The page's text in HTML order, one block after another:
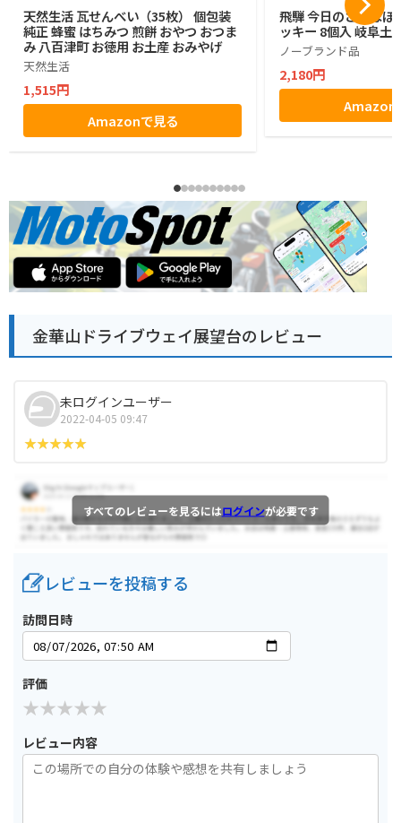
天然生活 瓦せんべい（35枚） 個包装
純正 蜂蜜 はちみつ 煎餅 おやつ おつま
み 八百津町 お徳用 お土産 おみやげ
天然生活
1,515円
Amazonで見る
飛騨 今日のさるぼぼ
ッキー 8個入 岐阜土
ノーブランド品
2,180円
Amazon
金華山ドライブウェイ展望台のレビュー
未ログインユーザー
2022-04-05 09:47
すべてのレビューを見るにはログインが必要です
レビューを投稿する
訪問日時
評価
レビュー内容